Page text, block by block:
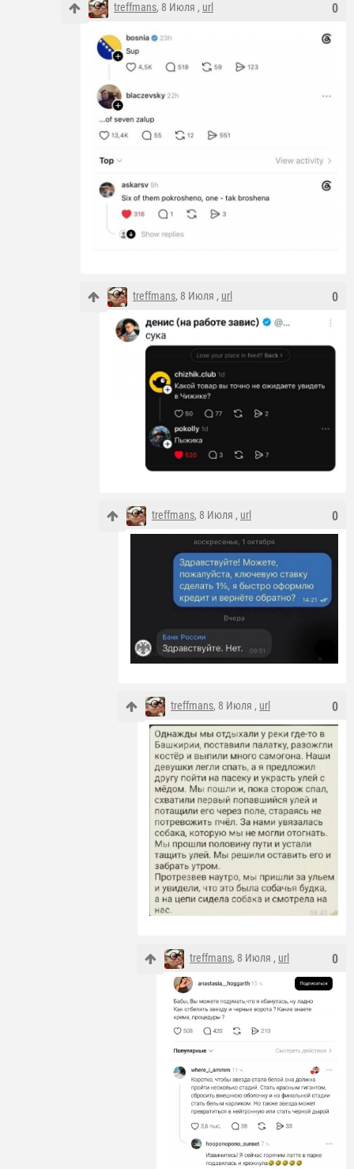
0
treffmans, 8 Июля , url
0
treffmans, 8 Июля , url
0
treffmans, 8 Июля , url
0
treffmans, 8 Июля , url
0
treffmans, 8 Июля , url